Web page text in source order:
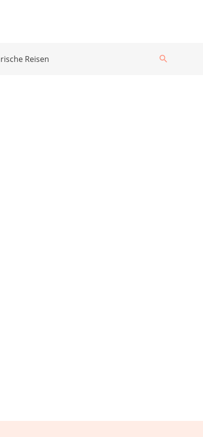
Reisen Suchen